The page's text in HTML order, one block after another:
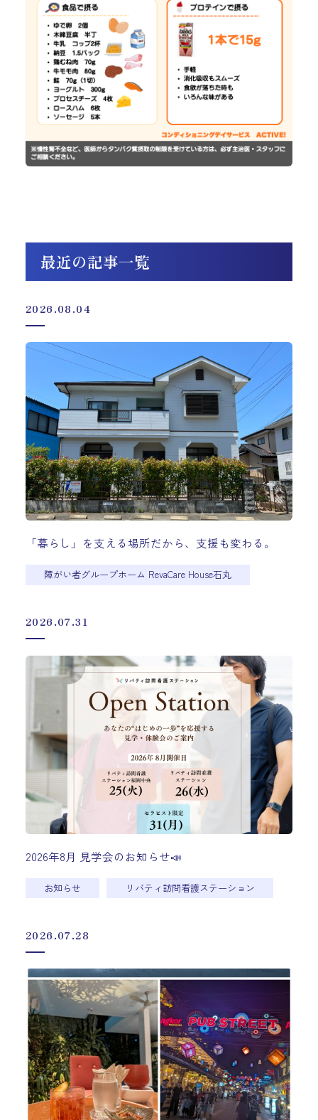
最近の記事一覧
2026.08.04
「暮らし」を支える場所だから、支援も変わる。
障がい者グループホーム RevaCare House石丸
2026.07.31
2026年8月 見学会のお知らせ📣
お知らせ リバティ訪問看護ステーション
2026.07.28